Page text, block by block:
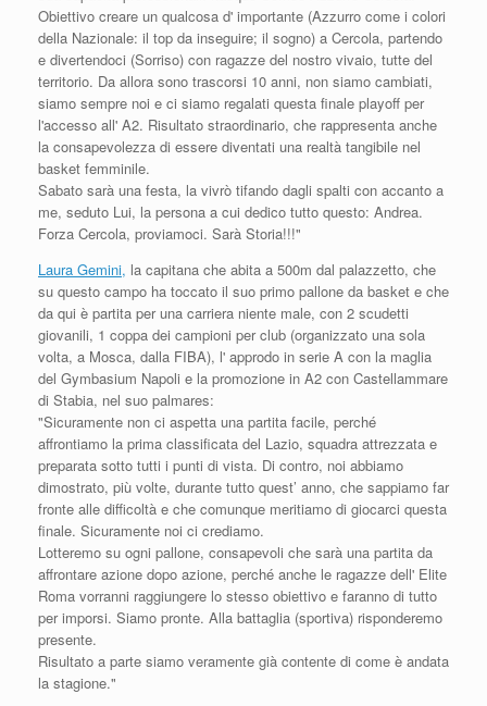
Obiettivo creare un qualcosa d' importante (Azzurro come i colori
della Nazionale: il top da inseguire; il sogno) a Cercola, partendo
e divertendoci (Sorriso) con ragazze del nostro vivaio, tutte del
territorio. Da allora sono trascorsi 10 anni, non siamo cambiati,
siamo sempre noi e ci siamo regalati questa finale playoff per
l'accesso all' A2. Risultato straordinario, che rappresenta anche
la consapevolezza di essere diventati una realtà tangibile nel
basket femminile.
Sabato sarà una festa, la vivrò tifando dagli spalti con accanto a
me, seduto Lui, la persona a cui dedico tutto questo: Andrea.
Forza Cercola, proviamoci. Sarà Storia!!!"
Laura Gemini, la capitana che abita a 500m dal palazzetto, che
su questo campo ha toccato il suo primo pallone da basket e che
da qui è partita per una carriera niente male, con 2 scudetti
giovanili, 1 coppa dei campioni per club (organizzato una sola
volta, a Mosca, dalla FIBA), l' approdo in serie A con la maglia
del Gymbasium Napoli e la promozione in A2 con Castellammare
di Stabia, nel suo palmares:
"Sicuramente non ci aspetta una partita facile, perché
affrontiamo la prima classificata del Lazio, squadra attrezzata e
preparata sotto tutti i punti di vista. Di contro, noi abbiamo
dimostrato, più volte, durante tutto quest’ anno, che sappiamo far
fronte alle difficoltà e che comunque meritiamo di giocarci questa
finale. Sicuramente noi ci crediamo.
Lotteremo su ogni pallone, consapevoli che sarà una partita da
affrontare azione dopo azione, perché anche le ragazze dell' Elite
Roma vorranni raggiungere lo stesso obiettivo e faranno di tutto
per imporsi. Siamo pronte. Alla battaglia (sportiva) risponderemo
presente.
Risultato a parte siamo veramente già contente di come è andata
la stagione."